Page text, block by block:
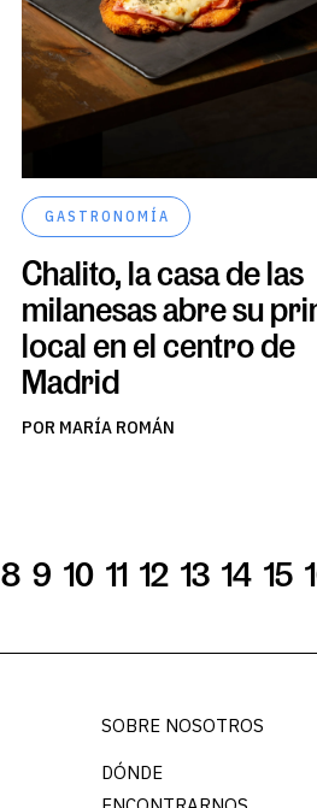
GASTRONOMÍA
Chalito, la casa de las
milanesas abre su
local en el centro de
Madrid
POR MARÍA ROMÁN
8 9 10 11 12 13 14 15
SOBRE NOSOTROS
DÓNDE